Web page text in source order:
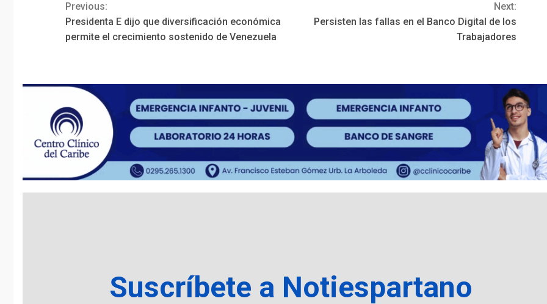
Continue
Reading
Previous:
Presidenta E dijo que diversificación económica
permite el crecimiento sostenido de Venezuela
Next:
Persisten las fallas en el Banco Digital de los
Trabajadores
Suscríbete a Notiespartano